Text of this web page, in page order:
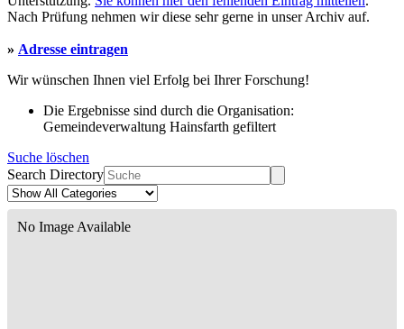
Nach Prüfung nehmen wir diese sehr gerne in unser Archiv auf.
» Adresse eintragen
Wir wünschen Ihnen viel Erfolg bei Ihrer Forschung!
Die Ergebnisse sind durch die Organisation:
Gemeindeverwaltung Hainsfarth gefiltert
Suche löschen
Search Directory
No Image Available